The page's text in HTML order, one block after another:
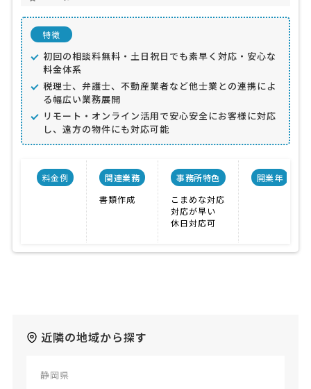
特徴
初回の相談料無料・土日祝日でも素早く対応・安心な
料金体系
税理士、弁護士、不動産業者など他士業との連携によ
る幅広い業務展開
リモート・オンライン活用で安心安全にお客様に対応
し、遠方の物件にも対応可能
料金例
関連業務
書類作成
事務所特色
こまめな対応
対応が早い
休日対応可
開業年
近隣の地域から探す
静岡県